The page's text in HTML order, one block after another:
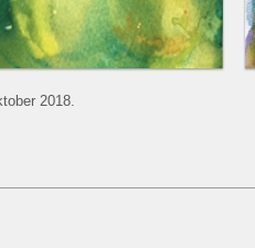
2018.